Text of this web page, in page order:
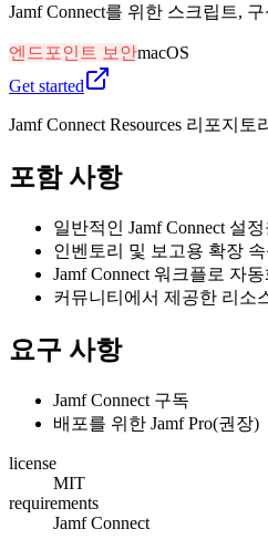
Jamf Connect를 위한 스크립트,
엔드포인트 보안macOS
Get started
Jamf Connect Resources 리포지
포함 사항
일반적인 Jamf Connect 설
인벤토리 및 보고용 확장 속
Jamf Connect 워크플로 자
커뮤니티에서 제공한 리소
요구 사항
Jamf Connect 구독
배포를 위한 Jamf Pro(권장)
license
MIT
requirements
Jamf Connect